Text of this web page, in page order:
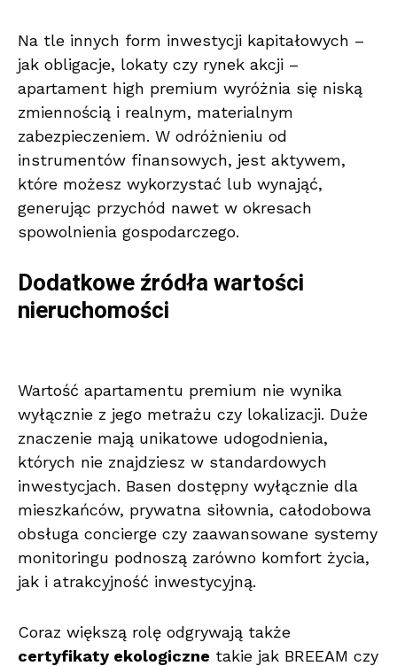
Na tle innych form inwestycji kapitałowych –
jak obligacje, lokaty czy rynek akcji –
apartament high premium wyróżnia się niską
zmiennością i realnym, materialnym
zabezpieczeniem. W odróżnieniu od
instrumentów finansowych, jest aktywem,
które możesz wykorzystać lub wynająć,
generując przychód nawet w okresach
spowolnienia gospodarczego.
Dodatkowe źródła wartości
nieruchomości
Wartość apartamentu premium nie wynika
wyłącznie z jego metrażu czy lokalizacji. Duże
znaczenie mają unikatowe udogodnienia,
których nie znajdziesz w standardowych
inwestycjach. Basen dostępny wyłącznie dla
mieszkańców, prywatna siłownia, całodobowa
obsługa concierge czy zaawansowane systemy
monitoringu podnoszą zarówno komfort życia,
jak i atrakcyjność inwestycyjną.
Coraz większą rolę odgrywają także
certyfikaty ekologiczne takie jak BREEAM czy